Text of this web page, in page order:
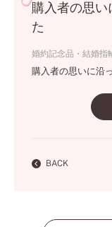
購入者の思い
た
婚約記念品・結婚指
購入者の思いに沿
BACK